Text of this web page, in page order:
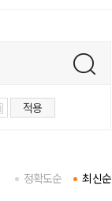
적용
최신순
정확도순